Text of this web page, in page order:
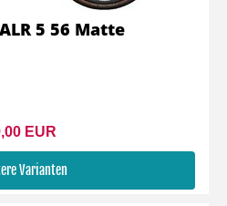
EUR
Varianten
5 56 Matte